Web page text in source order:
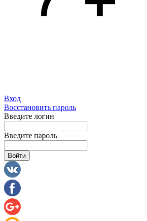
Вход
Восстановить пароль
Введите логин
Введите пароль
Войти